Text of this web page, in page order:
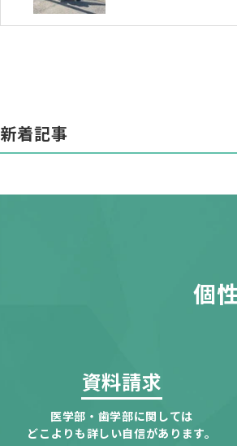
新着記事
個
資料請求
医学部・歯学部に関しては
どこよりも詳しい自信があります。